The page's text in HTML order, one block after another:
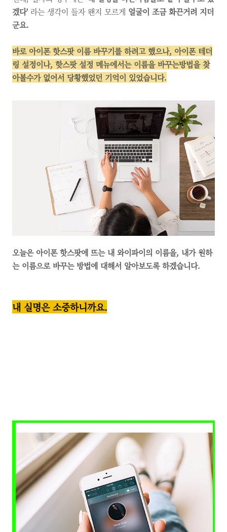
겠다' 라는 생각이 들자 왠지 모르게 얼굴이 조금 화끈거려 지더
군요.
바로 아이폰 핫스팟 이름 바꾸기를 하려고 했으나, 아이폰 테더
링 설정이나, 핫스팟 설정 메뉴에서는 이름을 바꾸는방법을 찾
아볼수가 없어서 당황했었던 기억이 있었습니다.
오늘은 아이폰 핫스팟에 뜨는 내 와이파이의 이름을, 내가 원하
는 이름으로 바꾸는 방법에 대해서 알아보도록 하겠습니다.
내 실명은 소중하니까요.